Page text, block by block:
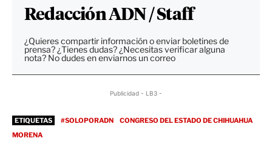
Redacción ADN / Staff
¿Quieres compartir información o enviar boletines de
prensa? ¿Tienes dudas? ¿Necesitas verificar alguna
nota? No dudes en enviarnos un correo
Publicidad - LB3 -
ETIQUETAS #SOLOPORADN
CONGRESO DEL ESTADO DE CHIHUAHUA
MORENA